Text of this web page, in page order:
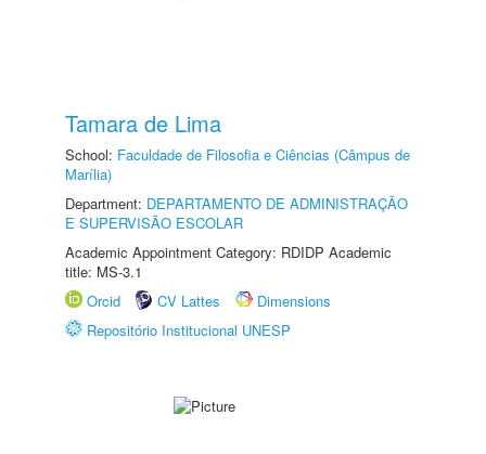
Tamara de Lima
School: Faculdade de Filosofia e Ciências (Câmpus de
Marília)
Department: DEPARTAMENTO DE ADMINISTRAÇÃO
E SUPERVISÃO ESCOLAR
Academic Appointment Category: RDIDP Academic
title: MS-3.1
Orcid
CV Lattes
Dimensions
Repositório Institucional UNESP